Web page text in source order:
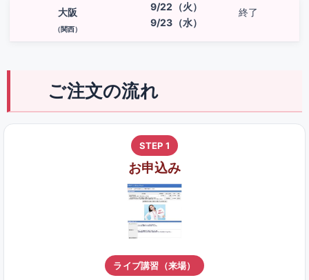
大阪
（関西）
9/22（火）
9/23（水）
終了
ご注文の流れ
STEP 1
お申込み
ライブ講習（来場）